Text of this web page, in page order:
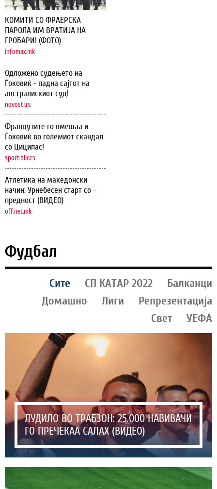
КОМИТИ СО ФРАЕРСКА
ПАРОЛА ИМ ВРАТИЈА НА
ГРОБАРИ! (ФОТО)
infomax.mk
Одложено судењето на
Ѓоковиќ - падна сајтот на
австралискиот суд!
novosti.rs
Французите го вмешаа и
Ѓоковиќ во големиот скандал
со Циципас!
sport.blic.rs
Атлетика на македонски
начин: Урнебесен старт со -
предност (ВИДЕО)
off.net.mk
Фудбал
Сите СП КАТАР 2022
Балканци
Домашно
Лиги
Репрезентација
Свет
УЕФА
ЛУДИЛО ВО ТРАБЗОН: 25.000 НАВИВАЧИ
ГО ПРЕЧЕКАА САЛАХ (ВИДЕО)